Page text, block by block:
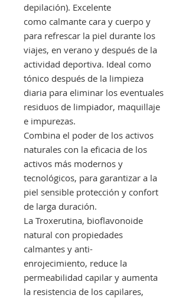
depilación). Excelente
como calmante cara y cuerpo y
para refrescar la piel durante los
viajes, en verano y después de la
actividad deportiva. Ideal como
tónico después de la limpieza
diaria para eliminar los eventuales
residuos de limpiador, maquillaje
e impurezas.
Combina el poder de los activos
naturales con la eficacia de los
activos más modernos y
tecnológicos, para garantizar a la
piel sensible protección y confort
de larga duración.
La Troxerutina, bioflavonoide
natural con propiedades
calmantes y anti-
enrojecimiento, reduce la
permeabilidad capilar y aumenta
la resistencia de los capilares,